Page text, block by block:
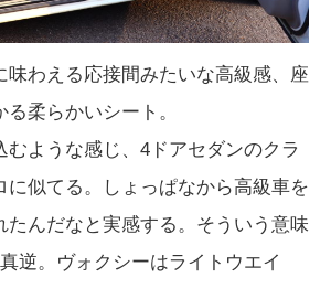
味わえる応接間みたいな高級感、座
柔らかいシート。
むような感じ、4ドアセダンのクラ
に似てる。しょっぱなから高級車を
たんだなと実感する。そういう意味
逆。ヴォクシーはライトウエイ